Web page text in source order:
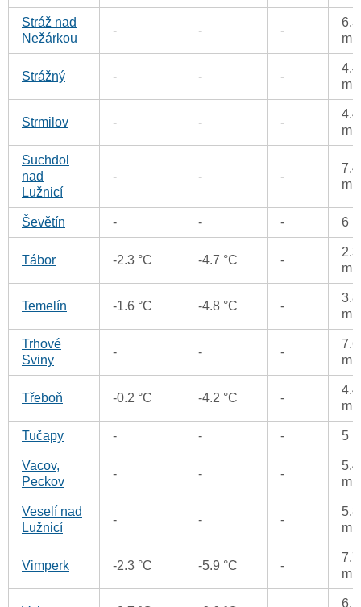
Stráž nad
Nežárkou
- - -
6.3
Strážný - - -
4.4
Strmilov - - -
4.4
Suchdol
nad
Lužnicí
- - -
7.4
Ševětín - - - 6
Tábor -2.3 °C -4.7 °C -
2.3
Temelín -1.6 °C -4.8 °C -
3.8
Trhové
Sviny
- - -
7.6
Třeboň -0.2 °C -4.2 °C -
4.4
Tučapy - - - 5
Vacov,
Peckov
- - -
5.4
Veselí nad
Lužnicí
- - -
5.8
Vimperk -2.3 °C -5.9 °C -
7.7
6.1